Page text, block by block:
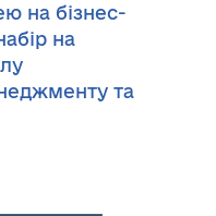
на бізнес-
на
та